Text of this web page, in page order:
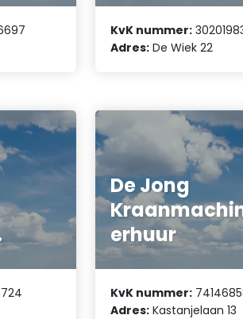
KvK nummer:
Adres: De Wiek 22
De Jong
erhuur
KvK nummer:
Adres: Kastanjelaan 13